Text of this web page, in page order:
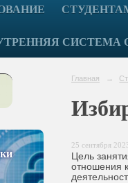
СИСТЕМА
Главная →
25 сентября
Цель
отношения